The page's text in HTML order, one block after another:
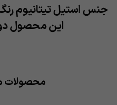
جنس استیل تیتانیوم
این محصول
محصولات